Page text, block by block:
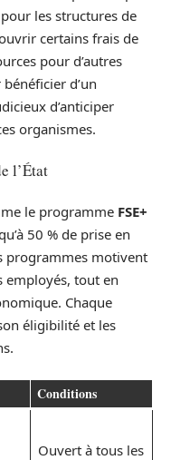
les structures de
certains frais de
pour d’autres
d’un
d’anticiper
organismes.
l’État
le programme FSE+
50 % de prise en
programmes motivent
employés, tout en
Chaque
éligibilité et les
Conditions
Ouvert à tous les